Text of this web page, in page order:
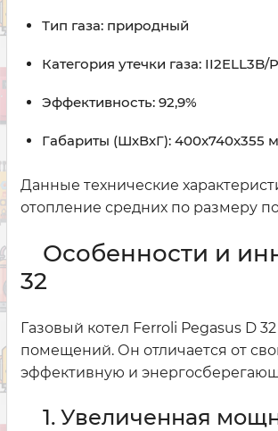
Тип газа: природный
Категория утечки газа: II2ELL3B/P
Эффективность: 92,9%
Габариты (ШхВхГ): 400x740x355
Данные технические
отопление средних по размеру
Особенности и
32
Газовый котел Ferroli Pegasus D
помещений. Он отличается от
эффективную и
1. Увеличенная